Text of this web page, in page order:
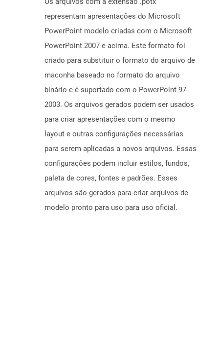
representam apresentações do Microsoft
PowerPoint modelo criadas com o Microsoft
PowerPoint 2007 e acima. Este formato foi
criado para substituir o formato do arquivo de
maconha baseado no formato do arquivo
binário e é suportado com o PowerPoint 97-
2003. Os arquivos gerados podem ser usados ​​
para criar apresentações com o mesmo
layout e outras configurações necessárias
para serem aplicadas a novos arquivos. Essas
configurações podem incluir estilos, fundos,
paleta de cores, fontes e padrões. Esses
arquivos são gerados para criar arquivos de
modelo pronto para uso para uso oficial.